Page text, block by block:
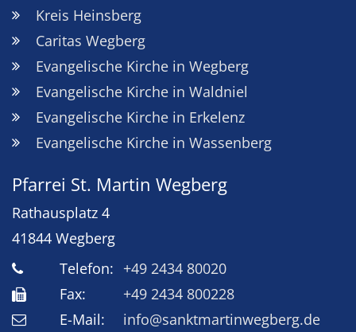
Kreis Heinsberg
Caritas Wegberg
Evangelische Kirche in Wegberg
Evangelische Kirche in Waldniel
Evangelische Kirche in Erkelenz
Evangelische Kirche in Wassenberg
Pfarrei St. Martin Wegberg
Rathausplatz 4
41844 Wegberg
Telefon: +49 2434 80020
Fax:
+49 2434 800228
E-Mail:
info@sanktmartinwegberg.de